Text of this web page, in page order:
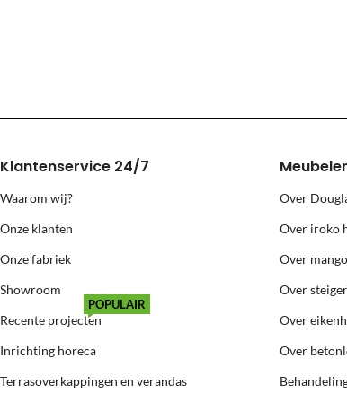
Levering naar eilanden
Klantenservice 24/7
Waarom wij?
Onze klanten
Onze fabriek
Showroom
Recente projecten
POPULAIR
Inrichting horeca
Terrasoverkappingen en verandas
Over
Over iroko
Over
Over
Over
Over